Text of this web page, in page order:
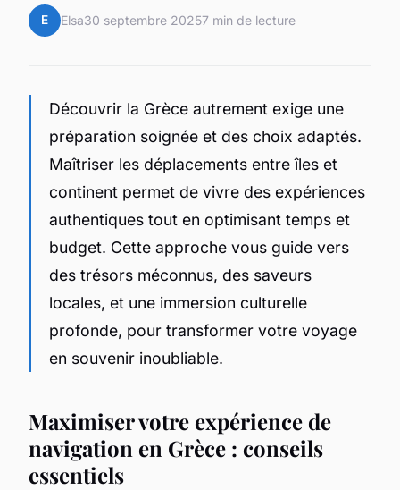
E Elsa30 septembre 20257 min de lecture
Découvrir la Grèce autrement exige une
préparation soignée et des choix adaptés.
Maîtriser les déplacements entre îles et
continent permet de vivre des expériences
authentiques tout en optimisant temps et
budget. Cette approche vous guide vers
des trésors méconnus, des saveurs
locales, et une immersion culturelle
profonde, pour transformer votre voyage
en souvenir inoubliable.
Maximiser votre expérience de
navigation en Grèce : conseils
essentiels